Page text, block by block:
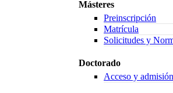
Másteres
Preinscripción
Matrícula
Solicitudes y
Doctorado
Acceso y admisión